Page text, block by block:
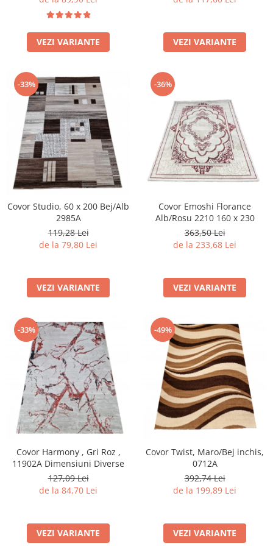
VEZI VARIANTE VEZI VARIANTE
-33%
Covor Studio, 60 x 200 Bej/Alb
2985A
119,28 Lei
de la 79,80 Lei
VEZI VARIANTE
-36%
Covor Emoshi Florance
Alb/Rosu 2210 160 x 230
363,50 Lei
de la 233,68 Lei
VEZI VARIANTE
-33%
Covor Harmony , Gri Roz ,
11902A Dimensiuni Diverse
127,09 Lei
de la 84,70 Lei
VEZI VARIANTE
-49%
Covor Twist, Maro/Bej inchis,
0712A
392,74 Lei
de la 199,89 Lei
VEZI VARIANTE